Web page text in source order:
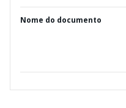
Nome do documento